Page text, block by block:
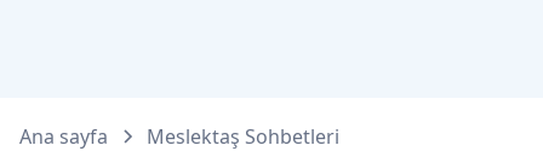
Ana sayfa Meslektaş Sohbetleri